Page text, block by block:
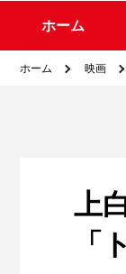
ホーム
ホーム 映画
上
「